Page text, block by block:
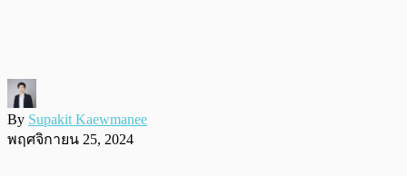
By Supakit Kaewmanee
พฤศจิกายน 25, 2024